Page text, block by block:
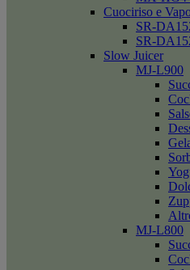
Cuociriso e
SR-
SR-
Slow Juicer
MJ-L900
MJ-L800